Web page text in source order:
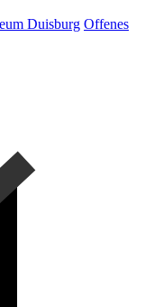
Duisburg Offenes